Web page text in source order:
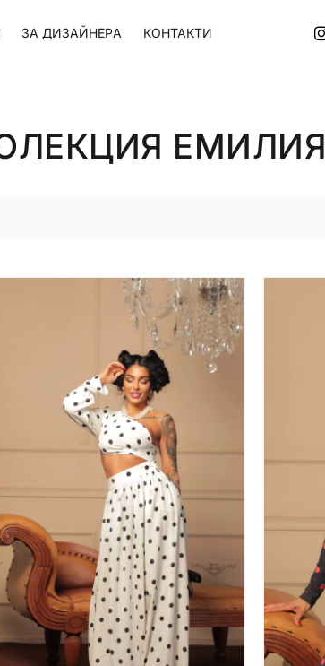
ЗА ДИЗАЙНЕРА КОНТАКТИ
ЕМИЛИЯ